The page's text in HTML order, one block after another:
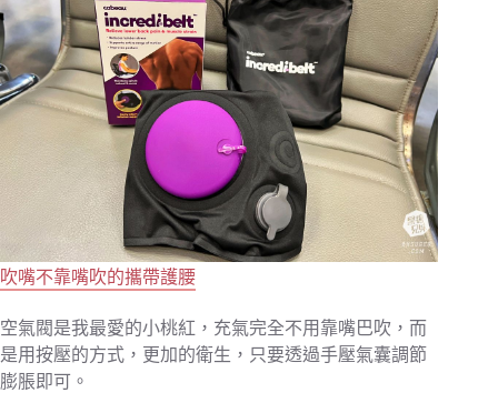
吹嘴不靠嘴吹的攜帶護腰
空氣閥是我最愛的小桃紅，充氣完全不用靠嘴巴吹，而
是用按壓的方式，更加的衛生，只要透過手壓氣囊調節
膨脹即可。